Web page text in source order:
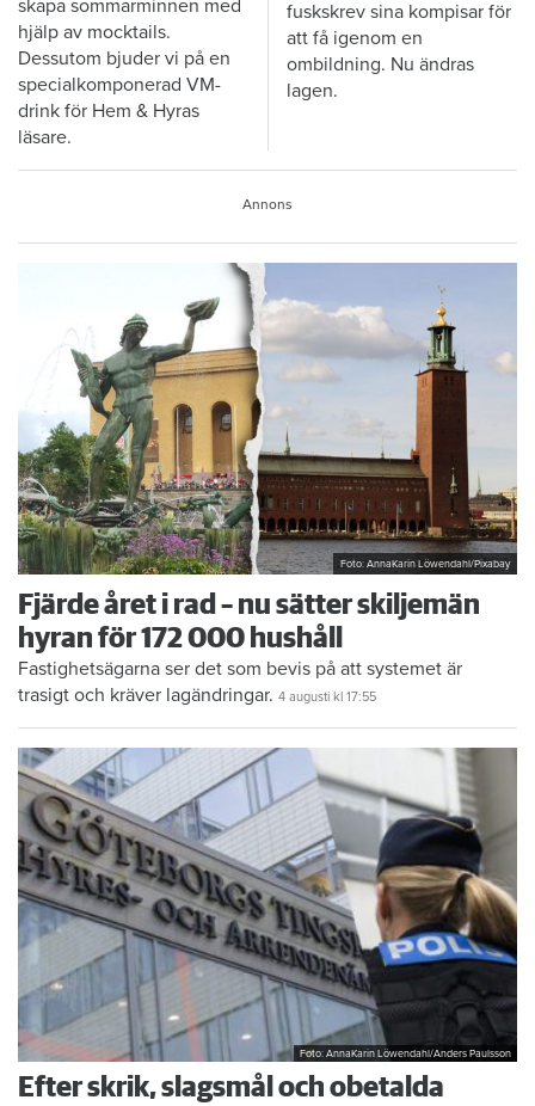
skapa sommarminnen med
hjälp av mocktails.
Dessutom bjuder vi på en
specialkomponerad VM-
drink för Hem & Hyras
läsare.
fuskskrev sina kompisar för
att få igenom en
ombildning. Nu ändras
lagen.
Foto: AnnaKarin Löwendahl/Pixabay
Fjärde året i rad – nu sätter skiljemän
hyran för 172 000 hushåll
Fastighetsägarna ser det som bevis på att systemet är
trasigt och kräver lagändringar. 4 augusti kl 17:55
Foto: AnnaKarin Löwendahl/Anders Paulsson
Efter skrik, slagsmål och obetalda